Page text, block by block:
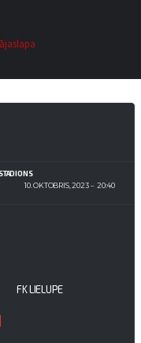
10. OKTOBRIS, 2023
20:40
FK LIELUPE